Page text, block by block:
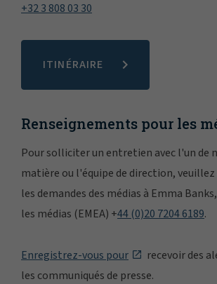
+32 3 808 03 30
ITINÉRAIRE
Renseignements pour les
Pour solliciter un entretien avec l'un de
matière ou l'équipe de direction,
les demandes des médias à Emma
les médias (EMEA) +44 (0)20 7204 6189.
Enregistrez-vous pour
recevoir des
les communiqués de presse.